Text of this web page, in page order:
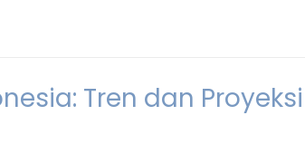
Tren dan Proyeksi